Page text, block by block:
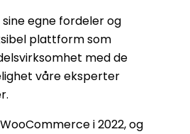
egne fordeler og
plattform som
med de
våre eksperter
i 2022, og